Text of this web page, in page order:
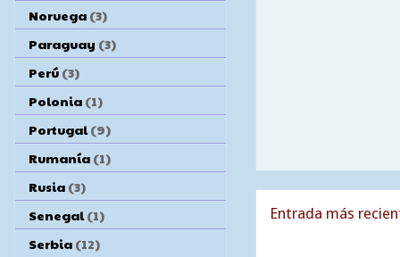
Entrada más
Noruega (3)
Paraguay (3)
Perú (3)
Polonia (1)
Portugal (9)
Rumanía (1)
Rusia (3)
Senegal (1)
Serbia (12)